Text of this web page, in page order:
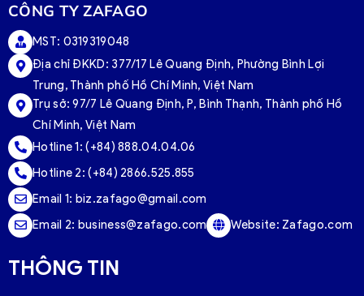
CÔNG TY ZAFAGO
MST: 0319319048
Địa chỉ ĐKKD: 377/17 Lê Quang Định, Phường Bình Lợi
Trung, Thành phố Hồ Chí Minh, Việt Nam
Trụ sở:97/7 Lê Quang Định, P, Bình Thạnh, Thành phố Hồ
Chí Minh, Việt Nam
Hotline 1:(+84) 888.04.04.06
Hotline 2:(+84) 2866.525.855
Email 1: biz.zafago@gmail.com
Email 2: business@zafago.com Website: Zafago.com
THÔNG TIN